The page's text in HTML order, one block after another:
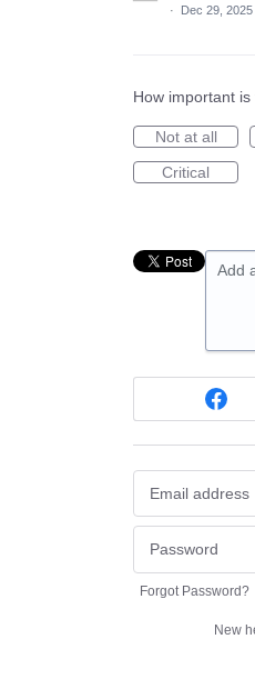
· Dec 29, 2025
How important
Not at all
Critical
Add
Forgot Password?
New